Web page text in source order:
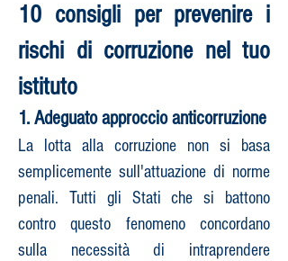
10 consigli per prevenire i
rischi di corruzione nel tuo
istituto
1. Adeguato approccio anticorruzione
La lotta alla corruzione non si basa
semplicemente sull'attuazione di norme
penali. Tutti gli Stati che si battono
contro questo fenomeno concordano
sulla necessità di intraprendere